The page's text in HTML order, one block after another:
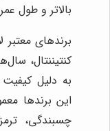
بالاتر و طول
برندهای
کنتیننتال،
به دلیل
این برندها
چسبندگی،